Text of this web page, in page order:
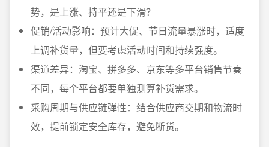
势，是上涨、持平还是下滑？
促销/活动影响：预计大促、节日流量暴涨时，适度
上调补货量，但要考虑活动时间和持续强度。
渠道差异：淘宝、拼多多、京东等多平台销售节奏
不同，每个平台都要单独测算补货需求。
采购周期与供应链弹性：结合供应商交期和物流时
效，提前锁定安全库存，避免断货。